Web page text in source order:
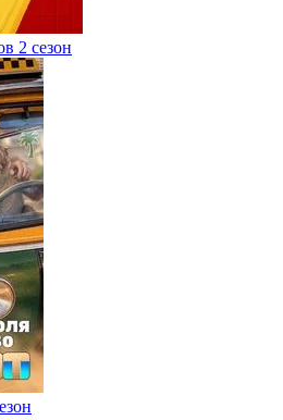
2 сезон